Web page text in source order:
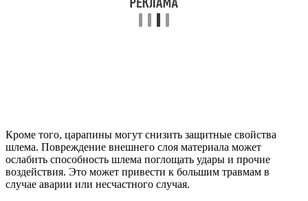
Кроме того, царапины могут снизить защитные свойства
шлема. Повреждение внешнего слоя материала может
ослабить способность шлема поглощать удары и прочие
воздействия. Это может привести к большим травмам в
случае аварии или несчастного случая.